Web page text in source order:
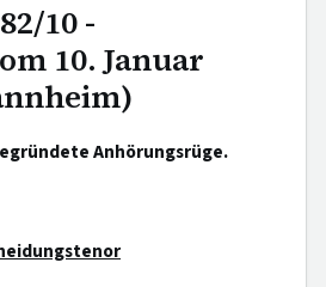
10 -
10. Januar
Anhörungsrüge.